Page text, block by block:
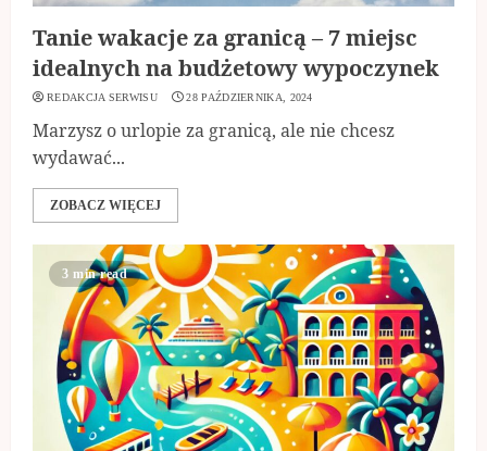
Tanie wakacje za granicą – 7 miejsc
idealnych na budżetowy wypoczynek
REDAKCJA SERWISU 28 PAŹDZIERNIKA, 2024
Marzysz o urlopie za granicą, ale nie chcesz
wydawać...
ZOBACZ WIĘCEJ
3 min read